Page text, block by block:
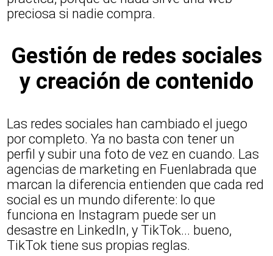
preciosa si nadie compra.
Gestión de redes sociales
y creación de contenido
Las redes sociales han cambiado el juego
por completo. Ya no basta con tener un
perfil y subir una foto de vez en cuando. Las
agencias de marketing en Fuenlabrada que
marcan la diferencia entienden que cada red
social es un mundo diferente: lo que
funciona en Instagram puede ser un
desastre en LinkedIn, y TikTok... bueno,
TikTok tiene sus propias reglas.